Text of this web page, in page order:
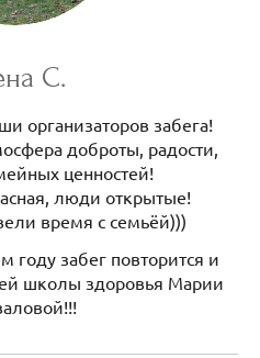
С.
организаторов забега!
доброты, радости,
ценностей!
люди открытые!
время с семьёй)))
забег повторится и
школы здоровья Марии